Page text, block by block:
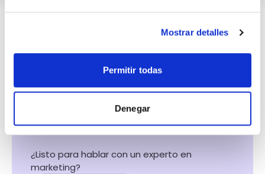
Mostrar detalles
Permitir todas
Denegar
Hacemos que tu
negocio crezca con el
marketing digital
¿Listo para hablar con un experto en
marketing?